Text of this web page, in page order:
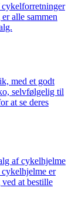
alle sammen
med et godt
selvfølgelig til
at se deres
af cykelhjelme
er
at bestille